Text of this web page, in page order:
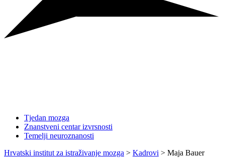
Tjedan mozga
Znanstveni centar izvrsnosti
Temelji neuroznanosti
Hrvatski institut za istraživanje mozga > Kadrovi > Maja Bauer